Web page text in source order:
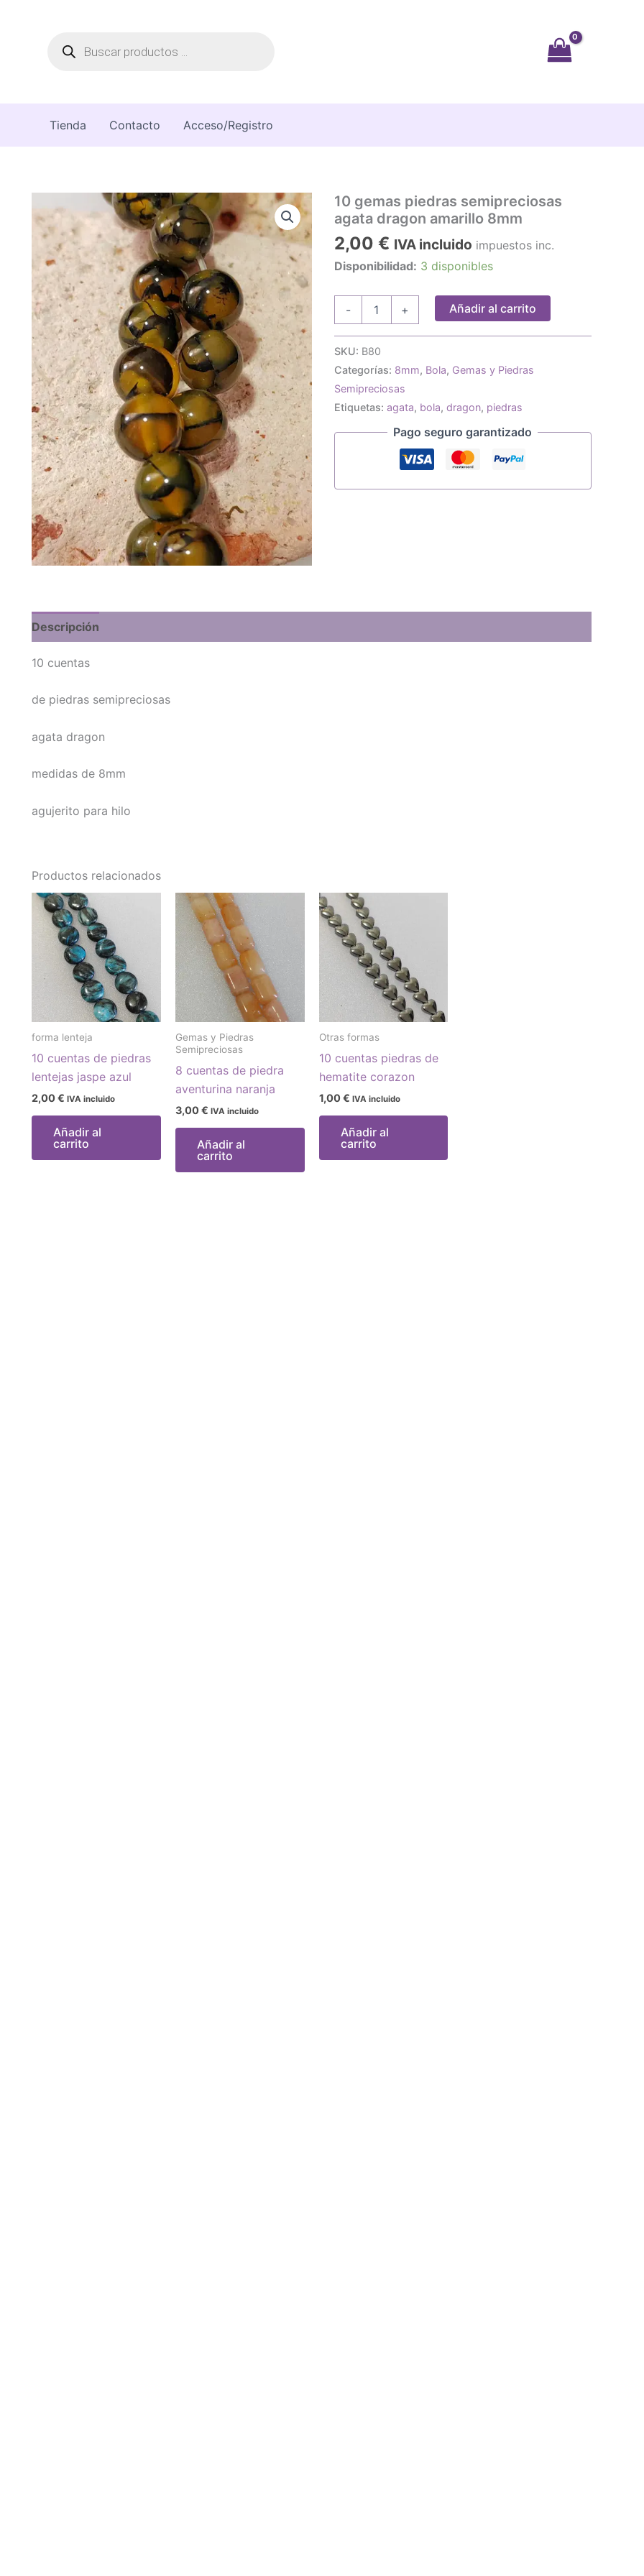
Tienda Contacto Acceso/Registro
10 gemas piedras semipreciosas
agata dragon amarillo 8mm
2,00 € IVA incluido impuestos inc.
Disponibilidad: 3 disponibles
-
semipreciosas
agata
dragon
amarillo
8mm
cantidad
+ Añadir al carrito
SKU: B80
Categorías: 8mm, Bola, Gemas y Piedras
Semipreciosas
Etiquetas: agata, bola, dragon, piedras
Pago seguro garantizado
Descripción
10 cuentas
de piedras semipreciosas
agata dragon
medidas de 8mm
agujerito para hilo
Productos relacionados
forma lenteja
10 cuentas de piedras
lentejas jaspe azul
2,00 € IVA incluido
Añadir al
carrito
Gemas y Piedras
Semipreciosas
8 cuentas de piedra
aventurina naranja
3,00 € IVA incluido
Añadir al
carrito
Otras formas
10 cuentas piedras de
hematite corazon
1,00 € IVA incluido
Añadir al
carrito